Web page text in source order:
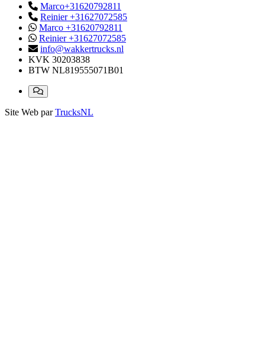
Marco+31620792811
Reinier +31627072585
Marco +31620792811
Reinier +31627072585
info@wakkertrucks.nl
KVK 30203838
BTW NL819555071B01
Site Web par TrucksNL